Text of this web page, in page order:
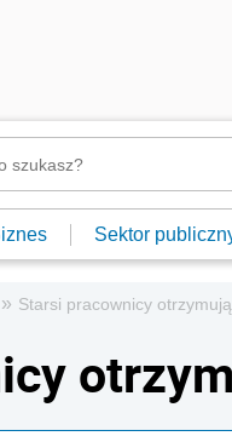
Sektor
» Starsi pracownicy